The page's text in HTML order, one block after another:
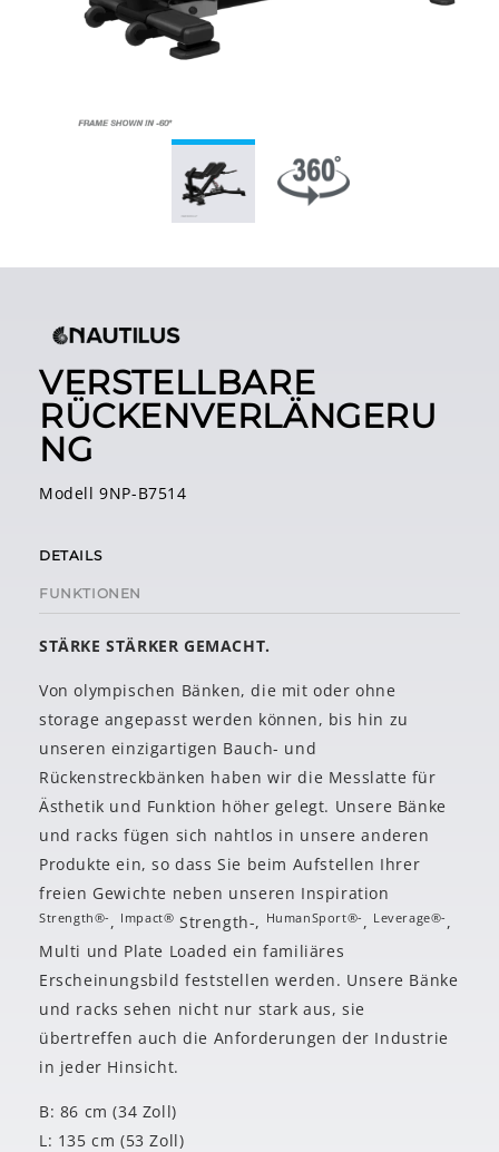
VERSTELLBARE
RÜCKENVERLÄNGERU
NG
Modell 9NP-B7514
DETAILS
FUNKTIONEN
STÄRKE STÄRKER GEMACHT.
Von olympischen Bänken, die mit oder ohne
storage angepasst werden können, bis hin zu
unseren einzigartigen Bauch- und
Rückenstreckbänken haben wir die Messlatte für
Ästhetik und Funktion höher gelegt. Unsere Bänke
und racks fügen sich nahtlos in unsere anderen
Produkte ein, so dass Sie beim Aufstellen Ihrer
freien Gewichte neben unseren Inspiration
Strength®- , Impact® Strength-, HumanSport®- , Leverage®- ,
Multi und Plate Loaded ein familiäres
Erscheinungsbild feststellen werden. Unsere Bänke
und racks sehen nicht nur stark aus, sie
übertreffen auch die Anforderungen der Industrie
in jeder Hinsicht.
B: 86 cm (34 Zoll)
L: 135 cm (53 Zoll)